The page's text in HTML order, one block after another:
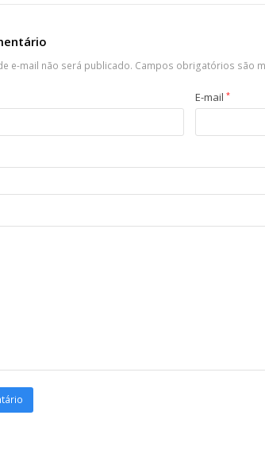
e-mail não será publicado. Campos obrigatórios são
E-mail *